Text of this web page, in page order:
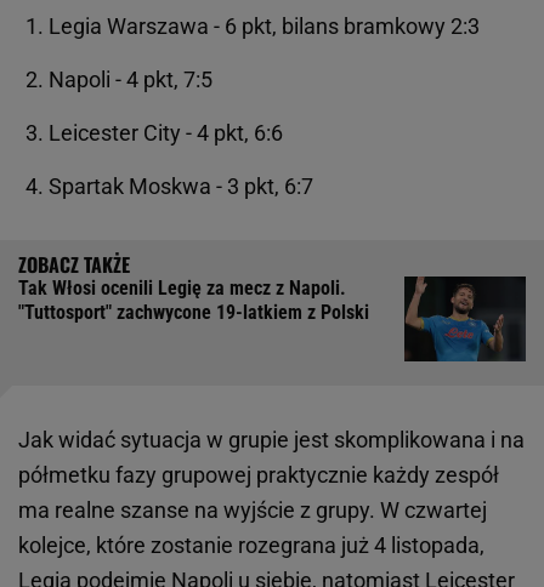
Legia Warszawa - 6 pkt, bilans bramkowy 2:3
Napoli - 4 pkt, 7:5
Leicester City - 4 pkt, 6:6
Spartak Moskwa - 3 pkt, 6:7
Tak Włosi ocenili Legię za mecz z Napoli.
"Tuttosport" zachwycone 19-latkiem z Polski
Jak widać sytuacja w grupie jest skomplikowana i na
półmetku fazy grupowej praktycznie każdy zespół
ma realne szanse na wyjście z grupy. W czwartej
kolejce, które zostanie rozegrana już 4 listopada,
Legia podejmie Napoli u siebie, natomiast Leicester